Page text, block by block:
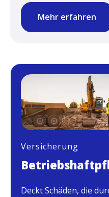
Mehr erfahren
Versicherung
Deckt Schäden, die